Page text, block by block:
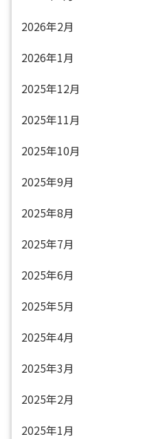
2026年2月
2026年1月
2025年12月
2025年11月
2025年10月
2025年9月
2025年8月
2025年7月
2025年6月
2025年5月
2025年4月
2025年3月
2025年2月
2025年1月